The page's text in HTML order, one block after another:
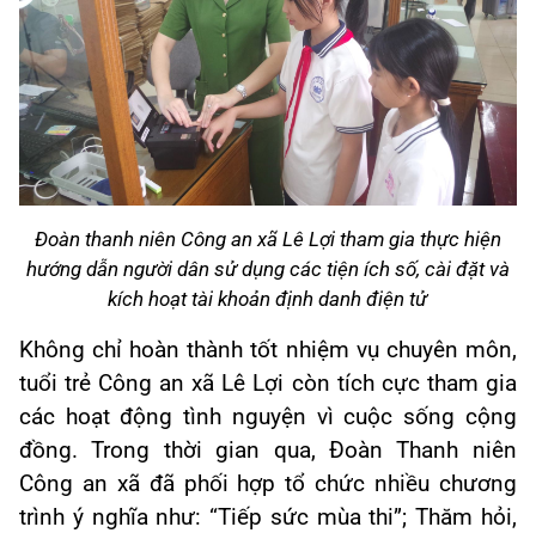
Đoàn thanh niên Công an xã Lê Lợi tham gia thực hiện
hướng dẫn người dân sử dụng các tiện ích số, cài đặt và
kích hoạt tài khoản định danh điện tử
Không chỉ hoàn thành tốt nhiệm vụ chuyên môn,
tuổi trẻ Công an xã Lê Lợi còn tích cực tham gia
các hoạt động tình nguyện vì cuộc sống cộng
đồng. Trong thời gian qua, Đoàn Thanh niên
Công an xã đã phối hợp tổ chức nhiều chương
trình ý nghĩa như: “Tiếp sức mùa thi”; Thăm hỏi,